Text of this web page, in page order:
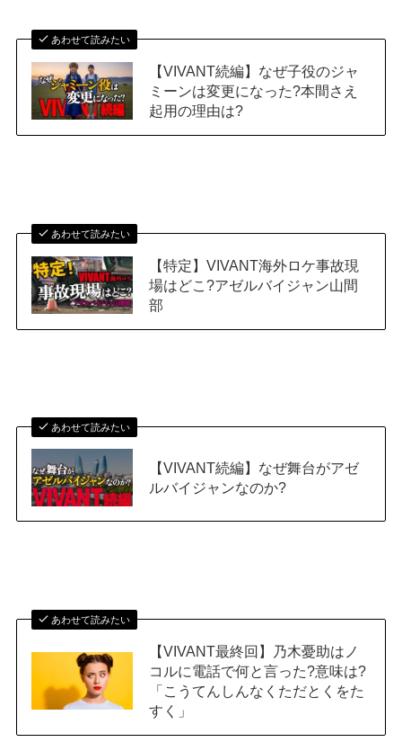
あわせて読みたい
【VIVANT続編】なぜ子役のジャ
ミーンは変更になった?本間さえ
起用の理由は?
あわせて読みたい
【特定】VIVANT海外ロケ事故現
場はどこ?アゼルバイジャン山間
部
あわせて読みたい
【VIVANT続編】なぜ舞台がアゼ
ルバイジャンなのか?
あわせて読みたい
【VIVANT最終回】乃木憂助はノ
コルに電話で何と言った?意味は?
「こうてんしんなくただとくをた
すく」